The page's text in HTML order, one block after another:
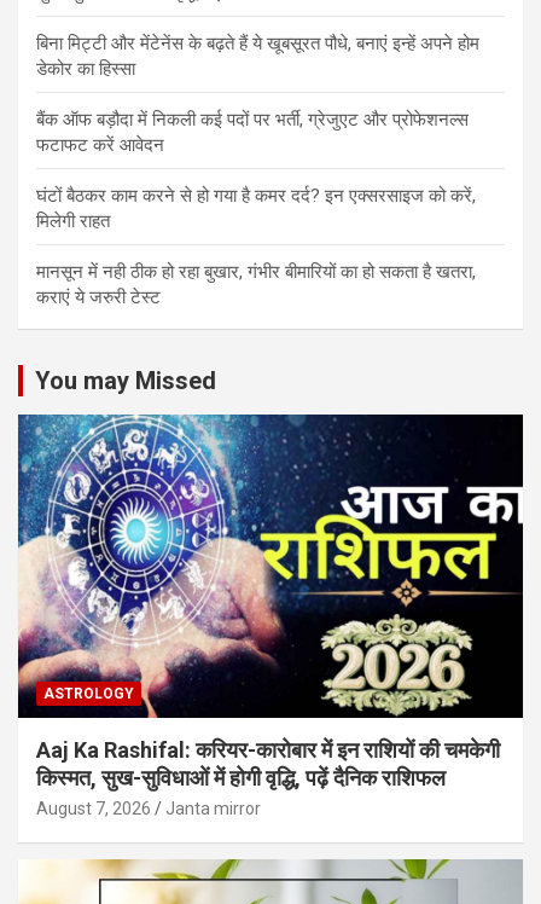
बिना मिट्टी और मेंटेनेंस के बढ़ते हैं ये खूबसूरत पौधे, बनाएं इन्‍हें अपने होम
डेकोर का हिस्‍सा
बैंक ऑफ बड़ौदा में निकली कई पदों पर भर्ती, ग्रेजुएट और प्रोफेशनल्स
फटाफट करें आवेदन
घंटों बैठकर काम करने से हो गया है कमर दर्द? इन एक्सरसाइज को करें,
मिलेगी राहत
मानसून में नही ठीक हो रहा बुखार, गंभीर बीमारियों का हो सकता है खतरा,
कराएं ये जरुरी टेस्ट
You may Missed
ASTROLOGY
Aaj Ka Rashifal: करियर-कारोबार में इन राशियों की चमकेगी
किस्मत, सुख-सुविधाओं में होगी वृद्धि, पढ़ें दैनिक राशिफल
August 7, 2026 Janta mirror